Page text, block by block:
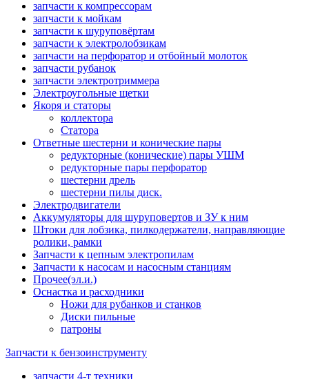
запчасти к компрессорам
запчасти к мойкам
запчасти к шуруповёртам
запчасти к электролобзикам
запчасти на перфоратор и отбойный молоток
запчасти рубанок
запчасти электротриммера
Электроугольные щетки
Якоря и статоры
коллектора
Статора
Ответные шестерни и конические пары
редукторные (конические) пары УШМ
редукторные пары перфоратор
шестерни дрель
шестерни пилы диск.
Электродвигатели
Аккумуляторы для шуруповертов и ЗУ к ним
Штоки для лобзика, пилкодержатели, направляющие
ролики, рамки
Запчасти к цепным электропилам
Запчасти к насосам и насосным станциям
Прочее(эл.и.)
Оснастка и расходники
Ножи для рубанков и станков
Диски пильные
патроны
Запчасти к бензоинструменту
запчасти 4-т техники